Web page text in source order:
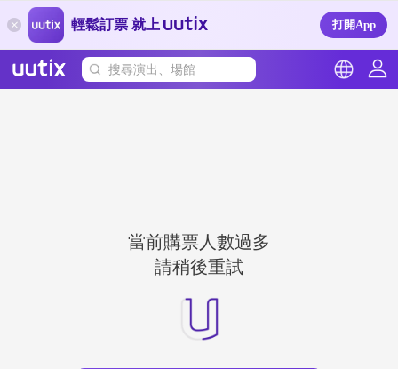
輕鬆訂票 就上 打開App
搜尋演出、場館
當前購票人數過多
請稍後重試